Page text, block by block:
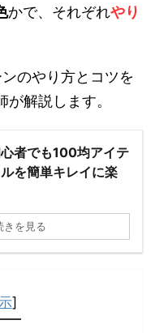
かで、それぞれやり
のやり方とコツを
解説します。
者でも100均アイテ
を簡単キレイに楽
きを見る
]